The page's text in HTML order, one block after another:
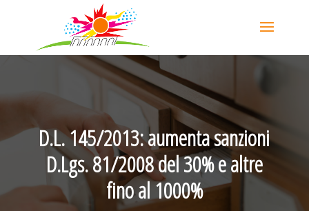
D.L. 145/2013: aumenta sanzioni
D.Lgs. 81/2008 del 30% e altre
fino al 1000%